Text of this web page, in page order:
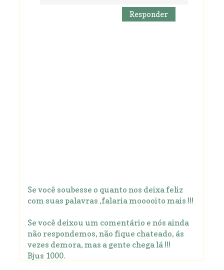
Responder
Se você soubesse o quanto nos deixa feliz
com suas palavras ,falaria mooooito mais !!!
Se você deixou um comentário e nós ainda
não respondemos, não fique chateado, ás
vezes demora, mas a gente chega lá !!!
Bjus 1000.